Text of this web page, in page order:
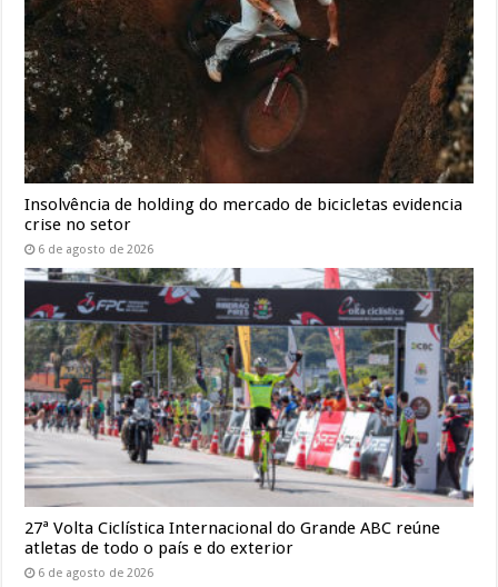
Insolvência de holding do mercado de bicicletas evidencia
crise no setor
6 de agosto de 2026
27ª Volta Ciclística Internacional do Grande ABC reúne
atletas de todo o país e do exterior
6 de agosto de 2026